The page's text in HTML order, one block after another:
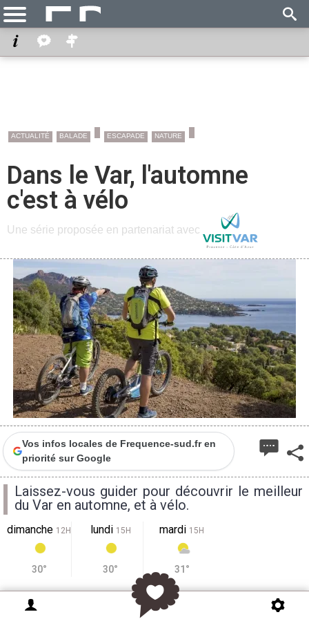
ACTUALITÉ BALADE ESCAPADE NATURE
Dans le Var, l'automne
c'est à vélo
Une série proposée en partenariat avec
Vos infos locales de Frequence-sud.fr en
priorité sur Google
Laissez-vous guider pour découvrir le meilleur
du Var en automne, et à vélo.
dimanche 12H
30°
lundi 15H
30°
mardi 15H
31°
La chaleur estivale passée, la douceur de l'automne